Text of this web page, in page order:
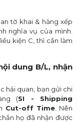
tờ khai & hàng xếp
nghĩa vụ của mình.
kiện C, thì cần làm
dung B/L, nhận
hải quan, bạn gửi chi
(SI - Shipping
Cut-off Time. Nên
họ đã nhận được